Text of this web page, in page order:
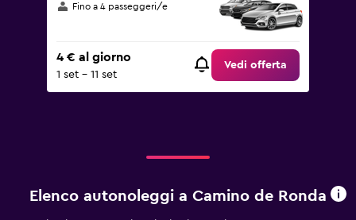
Fino a 4 passeggeri/e
4 € al giorno
1 set - 11 set
Vedi offerta
Elenco autonoleggi a Camino de Ronda